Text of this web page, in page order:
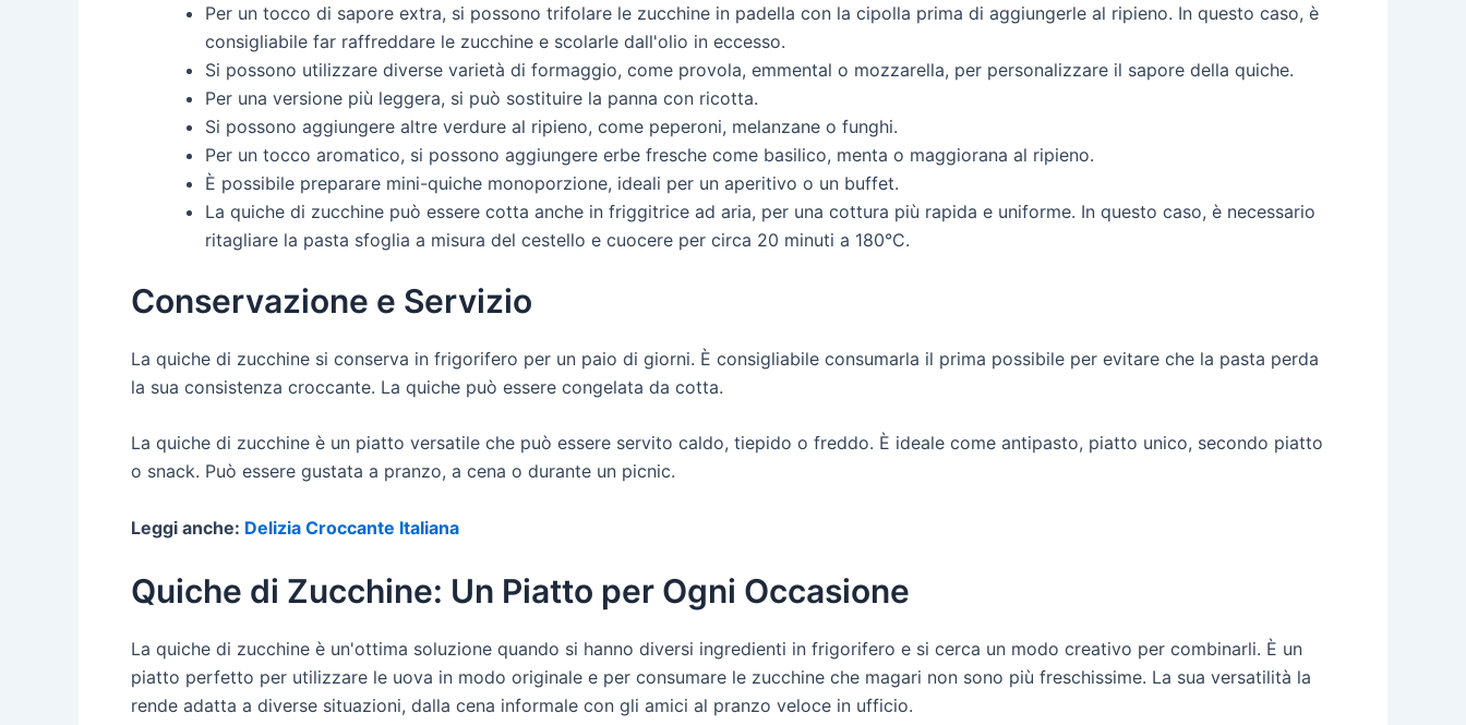
Per un tocco di sapore extra, si possono trifolare le zucchine in padella con la cipolla prima di aggiungerle al ripieno. In questo caso, è
consigliabile far raffreddare le zucchine e scolarle dall'olio in eccesso.
Si possono utilizzare diverse varietà di formaggio, come provola, emmental o mozzarella, per personalizzare il sapore della quiche.
Per una versione più leggera, si può sostituire la panna con ricotta.
Si possono aggiungere altre verdure al ripieno, come peperoni, melanzane o funghi.
Per un tocco aromatico, si possono aggiungere erbe fresche come basilico, menta o maggiorana al ripieno.
È possibile preparare mini-quiche monoporzione, ideali per un aperitivo o un buffet.
La quiche di zucchine può essere cotta anche in friggitrice ad aria, per una cottura più rapida e uniforme. In questo caso, è necessario
ritagliare la pasta sfoglia a misura del cestello e cuocere per circa 20 minuti a 180°C.
Conservazione e Servizio
La quiche di zucchine si conserva in frigorifero per un paio di giorni. È consigliabile consumarla il prima possibile per evitare che la pasta perda
la sua consistenza croccante. La quiche può essere congelata da cotta.
La quiche di zucchine è un piatto versatile che può essere servito caldo, tiepido o freddo. È ideale come antipasto, piatto unico, secondo piatto
o snack. Può essere gustata a pranzo, a cena o durante un picnic.
Leggi anche: Delizia Croccante Italiana
Quiche di Zucchine: Un Piatto per Ogni Occasione
La quiche di zucchine è un'ottima soluzione quando si hanno diversi ingredienti in frigorifero e si cerca un modo creativo per combinarli. È un
piatto perfetto per utilizzare le uova in modo originale e per consumare le zucchine che magari non sono più freschissime. La sua versatilità la
rende adatta a diverse situazioni, dalla cena informale con gli amici al pranzo veloce in ufficio.